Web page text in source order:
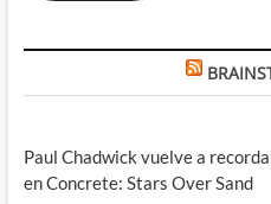
Paul Chadwick vuelve a
en Concrete: Stars Over Sand